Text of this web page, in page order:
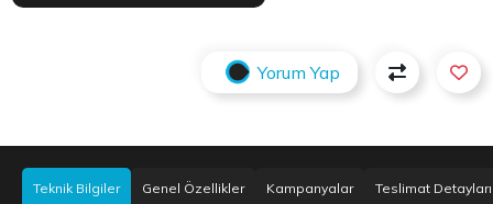
Yorum Yap
Teknik Bilgiler Genel Özellikler Kampanyalar Teslimat Detayları